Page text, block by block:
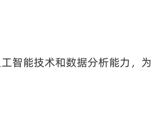
智能技术和数据分析能力，